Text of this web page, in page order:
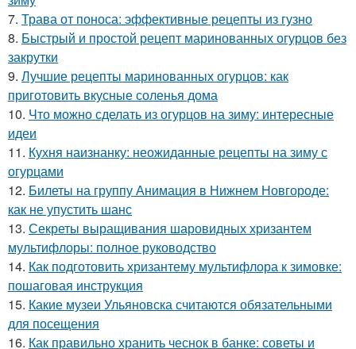
7. Трава от поноса: эффективные рецепты из гузно
8. Быстрый и простой рецепт маринованных огурцов без
закрутки
9. Лучшие рецепты маринованных огурцов: как
приготовить вкусные соленья дома
10. Что можно сделать из огурцов на зиму: интересные
идеи
11. Кухня наизнанку: неожиданные рецепты на зиму с
огурцами
12. Билеты на группу Анимация в Нижнем Новгороде:
как не упустить шанс
13. Секреты выращивания шаровидных хризантем
мультифлоры: полное руководство
14. Как подготовить хризантему мультифлора к зимовке:
пошаговая инструкция
15. Какие музеи Ульяновска считаются обязательными
для посещения
16. Как правильно хранить чеснок в банке: советы и